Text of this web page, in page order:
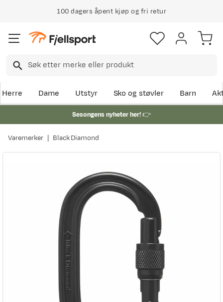
100 dagers åpent kjøp og fri retur
Herre Dame Utstyr Sko og støvler Barn
Sesongens nyheter her!👉
Varemerker Black Diamond